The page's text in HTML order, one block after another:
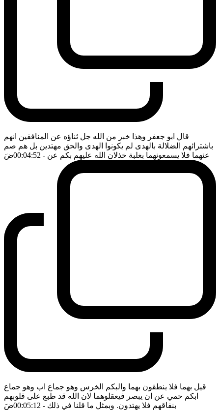
قال ابو جعفر وهذا خبر من الله جل ثناؤه عن المنافقين انهم
باشترائهم الضلالة بالهدى لم يكونوا الهدى والحق مهتدين بل هم صم
عنهما فلا يسمعونهما بغلبة خذلان الله عليهم بكم عن - 00:04:52 ضَ
قيل بهما فلا ينطقون بهما والبكم الخرس وهو جماع اب وهو جماع
ابكم حمي عن ان يبصر فيعقلوهما لان الله قد طبع على قلوبهم
بنفاقهم فلا يهتدون. وبمثل ما قلنا في ذلك - 00:05:12 ضَ